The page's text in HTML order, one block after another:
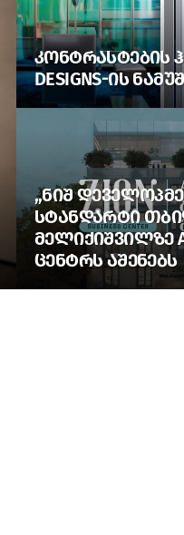
ᲙᲝᲜᲢᲠᲐᲡᲢᲔᲑᲘᲡ
DESIGNS-ᲘᲡ
„ᲜᲘᲨ
ᲡᲢᲐᲜᲓᲐᲠᲢᲘ
ᲛᲔᲚᲘᲥᲘᲨᲕᲘᲚᲖᲔ
ᲪᲔᲜᲢᲠᲡ ᲐᲨᲔᲜᲔᲑᲡ